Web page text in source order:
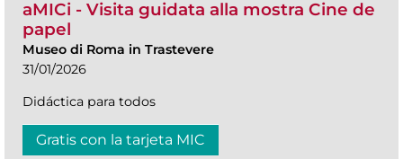
aMICi - Visita guidata alla mostra Cine de
papel
Museo di Roma in Trastevere
31/01/2026
Didáctica para todos
Gratis con la tarjeta MIC